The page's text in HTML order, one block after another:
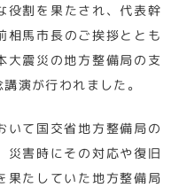
役割を果たされ、代表幹
相馬市長のご挨拶ととも
大震災の地方整備局の支
演が行われました。
いて国交省地方整備局の
災害時にその対応や復旧
果たしていた地方整備局